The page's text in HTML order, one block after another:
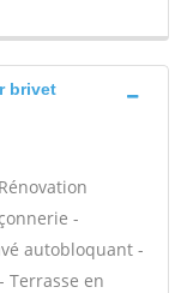
brivet
-
autobloquant -
Terrasse en